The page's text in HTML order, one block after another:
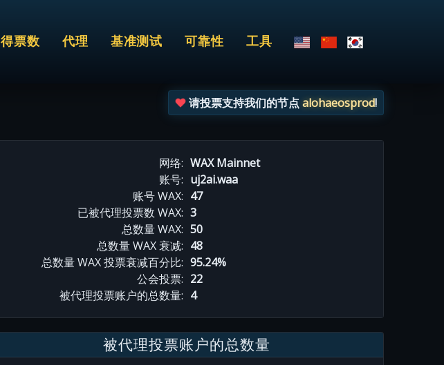
得票数 代理 基准测试 可靠性 工具
请投票支持我们的节点alohaeosprod!
网络: WAX Mainnet
账号: uj2ai.waa
账号 WAX: 47
已被代理投票数 WAX: 3
总数量 WAX: 50
总数量 WAX 衰减: 48
总数量 WAX 投票衰减百分比: 95.24%
公会投票: 22
被代理投票账户的总数量: 4
被代理投票账户的总数量